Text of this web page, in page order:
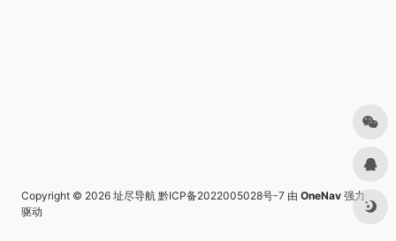
Copyright © 2026 址尽导航 黔ICP备2022005028号-7 由 OneNav 强力
驱动